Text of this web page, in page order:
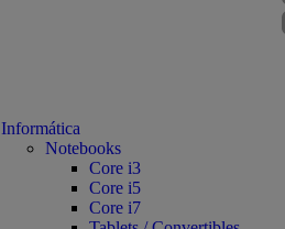
Informática
Notebooks
Core i3
Core i5
Core i7